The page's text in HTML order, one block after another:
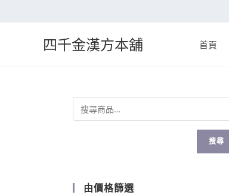
四千金漢方本舖 首頁
搜尋
由價格篩選